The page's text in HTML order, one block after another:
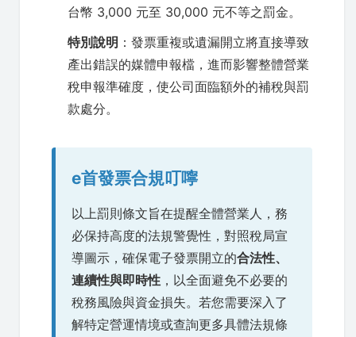
台幣 3,000 元至 30,000 元不等之罰金。
特別說明 ：發票重複或遺漏開立將直接導致
產出錯誤的媒體申報檔，進而影響整體營業
稅申報準確度，使公司面臨額外的補稅與罰
款處分。
e首發票合規叮嚀
以上罰則條文旨在提醒全體營業人，務
必保持高度的法規警覺性，對照稅局宣
導圖示，確保電子發票開立的合法性、
連續性與即時性 ，以全面避免不必要的
稅務風險與資金損失。若您需要深入了
解特定營運情境或查詢更多具體法規條